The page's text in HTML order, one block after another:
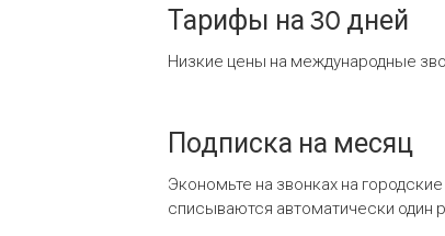
Тарифы на 30 дней
Низкие цены на международные
Подписка на месяц
Экономьте на звонках на
списываются автоматически один